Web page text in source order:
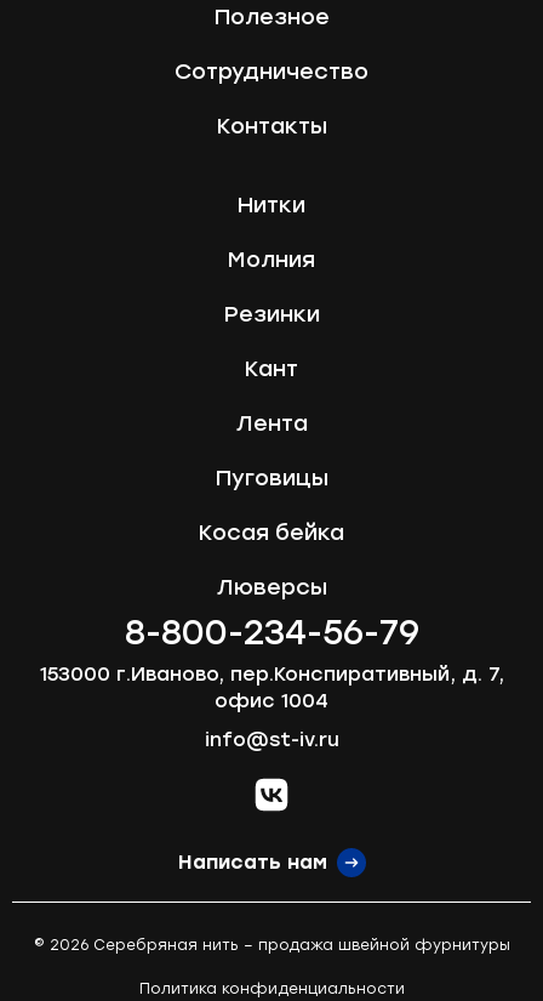
Полезное
Сотрудничество
Контакты
Нитки
Молния
Резинки
Кант
Лента
Пуговицы
Косая бейка
Люверсы
8-800-234-56-79
153000 г.Иваново, пер.Конспиративный, д. 7,
офис 1004
info@st-iv.ru
vk.com
Написать нам
© 2026 Серебряная нить – продажа швейной фурнитуры
Политика конфиденциальности